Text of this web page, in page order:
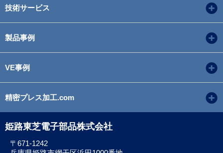
技術サービス
製品事例
VE事例
精密プレス加工.com
姫路東芝電子部品株式会社
〒671-1242